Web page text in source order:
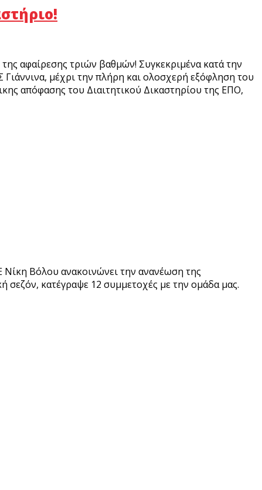
αφαίρεσης τριών βαθμών! Συγκεκριμένα κατά την
μέχρι την πλήρη και ολοσχερή εξόφληση του
απόφασης του Διαιτητικού Δικαστηρίου της ΕΠΟ,
Βόλου ανακοινώνει την ανανέωση της
σεζόν, κατέγραψε 12 συμμετοχές με την ομάδα μας.